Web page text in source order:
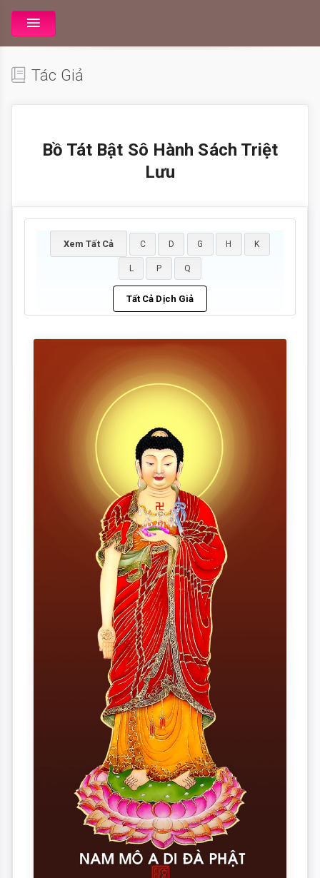
Tác Giả
Bồ Tát Bật Sô Hành Sách Triệt
Lưu
Xem Tất Cả C D G H K
L P Q
Tất Cả Dịch Giả